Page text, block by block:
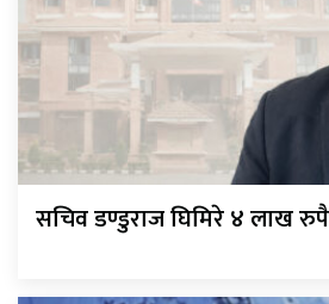
सचिव डण्डुराज घिमिरे ४ लाख